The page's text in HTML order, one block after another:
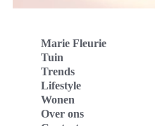
Marie Fleurie
Tuin
Trends
Lifestyle
Wonen
Over ons